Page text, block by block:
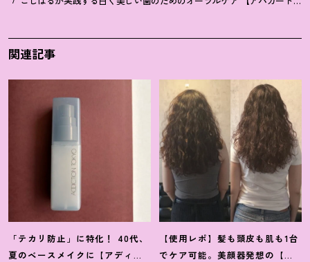
関連記事
「テカリ防止」に特化 ！
40代、
夏のベースメイクに【アディク
【使用レポ】髪も頭皮も肌も1台
でケア可能。美顔器発想の【ス